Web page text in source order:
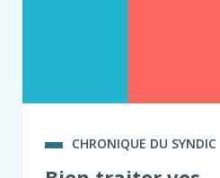
CHRONIQUE DU SYNDIC